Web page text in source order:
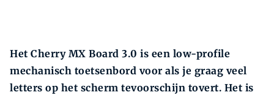
Het Cherry MX Board 3.0 is een low-profile
mechanisch toetsenbord voor als je graag veel
letters op het scherm tevoorschijn tovert. Het is